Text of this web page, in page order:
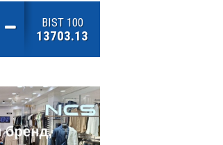
BIST 100
13703.13